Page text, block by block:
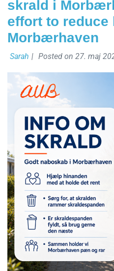
skrald i
effort to reduce
Morbærhaven
Sarah | Posted on 27. maj